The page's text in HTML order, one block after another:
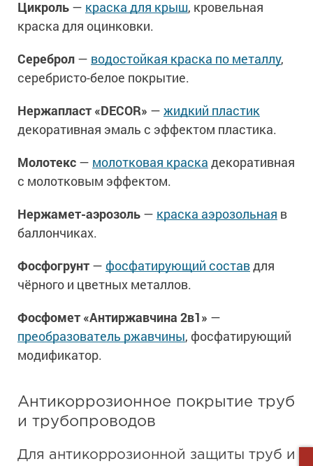
Цикроль — краска для крыш, кровельная
краска для оцинковки.
Сереброл — водостойкая краска по металлу,
серебристо-белое покрытие.
Нержапласт «DECOR» — жидкий пластик
декоративная эмаль с эффектом пластика.
Молотекс — молотковая краска декоративная
с молотковым эффектом.
Нержамет-аэрозоль — краска аэрозольная в
баллончиках.
Фосфогрунт — фосфатирующий составдля
чёрного и цветных металлов.
Фосфомет «Антиржавчина 2в1» —
преобразователь ржавчины, фосфатирующий
модификатор.
Антикоррозионное покрытие труб
и трубопроводов
Для антикоррозионной защиты труб и